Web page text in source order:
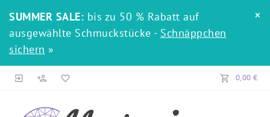
SUMMER SALE: bis zu 50 % Rabatt auf
ausgewählte Schmuckstücke - Schnäppchen
sichern »
×
0,00 €